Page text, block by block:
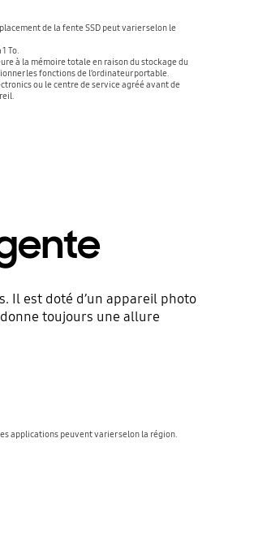
de la fente SSD peut varier selon le
To.
à la mémoire totale en raison du stockage du
les fonctions de l’ordinateur portable.
ou le centre de service agréé avant de
Il est doté d’un appareil photo
toujours une allure
applications peuvent varier selon la région.